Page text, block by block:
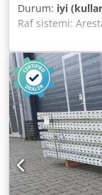
Durum: iyi
Raf sistemi:
içerir: 01x palet
Profil boyutları:
destekler, Ayak
edilmiştir (vidalı
mm
Dcsdowa Tcrspfx
Makale
alınabilir. Talep
ürünün
maliyetler ayrı
teslimat